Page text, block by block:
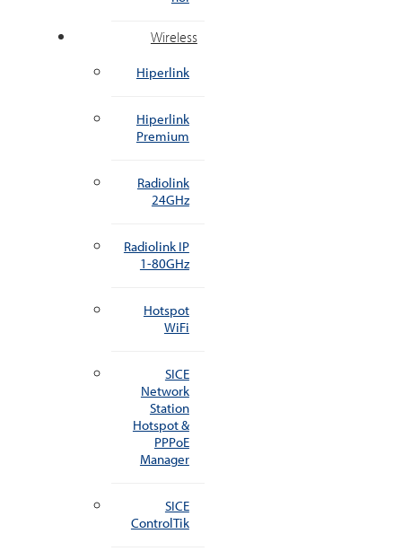
Wireless
Hiperlink
Hiperlink
Premium
Radiolink
24GHz
Radiolink IP
1-80GHz
Hotspot
WiFi
SICE
Network
Station
Hotspot &
PPPoE
Manager
SICE
ControlTik